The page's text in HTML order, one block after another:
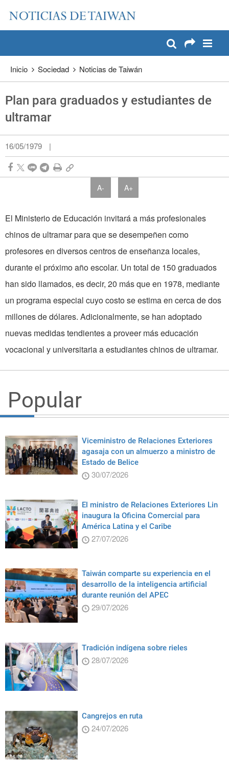
Pase a contenido principal
Inicio Sociedad Noticias de Taiwán
Plan para graduados y estudiantes de
ultramar
16/05/1979 |
A- A+
El Ministerio de Educación invitará a más profesionales
chinos de ultramar para que se desempeñen como
profesores en diversos centros de enseñanza locales,
durante el próximo año escolar. Un total de 150 graduados
han sido llamados, es decir, 20 más que en 1978, mediante
un programa especial cuyo costo se estima en cerca de dos
millones de dólares. Adicionalmente, se han adoptado
nuevas medidas tendientes a proveer más educación
vocacional y universitaria a estudiantes chinos de ultramar.
Popular
Viceministro de Relaciones Exteriores
agasaja con un almuerzo a ministro de
Estado de Belice
30/07/2026
El ministro de Relaciones Exteriores Lin
inaugura la Oficina Comercial para
América Latina y el Caribe
27/07/2026
Taiwán comparte su experiencia en el
desarrollo de la inteligencia artificial
durante reunión del APEC
29/07/2026
Tradición indígena sobre rieles
28/07/2026
Cangrejos en ruta
24/07/2026